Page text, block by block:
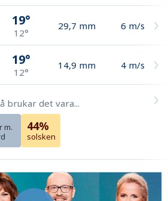
19°
12°
29,7 mm 6 m/s
19°
12°
14,9 mm 4 m/s
brukar det vara...
m.
44%
solsken